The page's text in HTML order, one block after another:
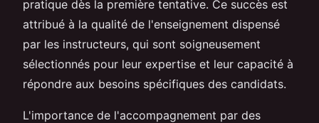
pratique dès la première tentative. Ce succès est
attribué à la qualité de l'enseignement dispensé
par les instructeurs, qui sont soigneusement
sélectionnés pour leur expertise et leur capacité à
répondre aux besoins spécifiques des candidats.
L'importance de l'accompagnement par des